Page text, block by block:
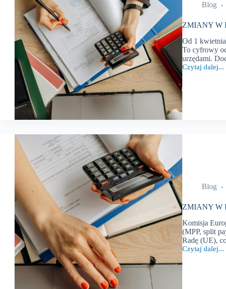
Blog
ZMIANY W
Od 1
To cyfrowy
urzędami.
Czytaj dalej...
ZMIANY
W
PRZEPISACH
–
marzec
2025
Blog
ZMIANY W
Komisja
(MPP, split
Radę (UE),
Czytaj dalej...
ZMIANY